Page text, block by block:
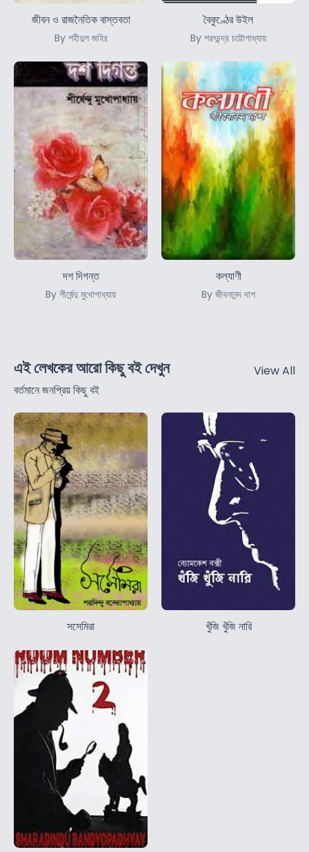
জীবন ও রাজনৈতিক বাস্তবতা
By শহীদুল জহির
বৈকুণ্ঠের উইল
By শরৎচন্দ্র চট্টোপাধ্যায়
দশ দিগন্ত
By শীর্ষেন্দু মুখোপাধ্যায়
কল্যাণী
By জীবনানন্দ দাশ
এই লেখকের আরো কিছু বই দেখুন
বর্তমানে জনপ্রিয় কিছু বই
View All
সসেমিরা খুঁজি খুঁজি নারি